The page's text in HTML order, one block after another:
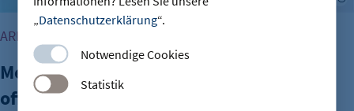
„Datenschutzerklärung“.
Notwendige Cookies
Statistik
ARBEITSMARKT
Mehr Arbeitslose in Berlin - Noch viele
offene Ausbildungsstellen